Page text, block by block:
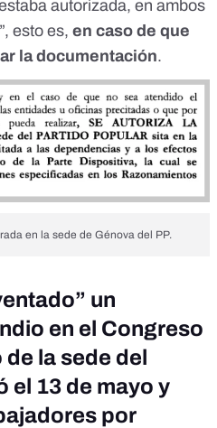
autorizada, en ambos
esto es, en caso de que
la documentación.
en la sede de Génova del PP.
un
en el Congreso
la sede del
el 13 de mayo y
por